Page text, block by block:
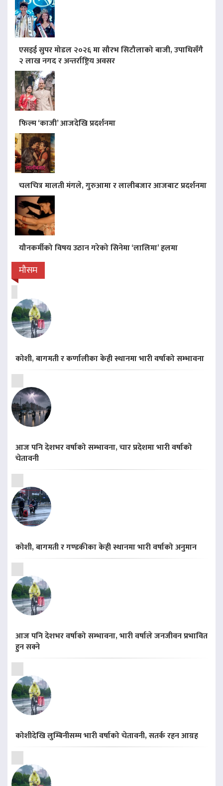
एसइई सुपर मोडल २०२६ मा सौरभ सिटौलाको बाजी, उपाधिसँगै
२ लाख नगद र अन्तर्राष्ट्रिय अवसर
फिल्म ‘काजी’ आजदेखि प्रदर्शनमा
चलचित्र मालती मंगले, गुरुआमा र लालीबजार आजबाट प्रदर्शनमा
यौनकर्मीको विषय उठान गरेको सिनेमा ‘लालिमा’ हलमा
मौसम
कोशी, बागमती र कर्णालीका केही स्थानमा भारी वर्षाको सम्भावना
आज पनि देशभर वर्षाको सम्भावना, चार प्रदेशमा भारी वर्षाको
चेतावनी
कोशी, बागमती र गण्डकीका केही स्थानमा भारी वर्षाको अनुमान
आज पनि देशभर वर्षाको सम्भावना, भारी वर्षाले जनजीवन प्रभावित
हुन सक्ने
कोशीदेखि लुम्बिनीसम्म भारी वर्षाको चेतावनी, सतर्क रहन आग्रह